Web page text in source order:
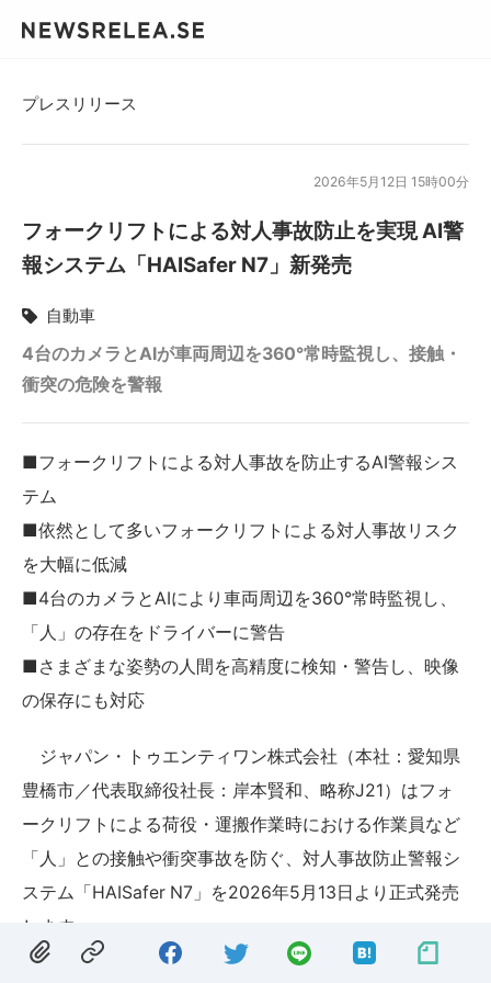
プレスリリース
2026年5月12日 15時00分
フォークリフトによる対人事故防止を実現 AI警
報システム「HAISafer N7」新発売
自動車
4台のカメラとAIが車両周辺を360°常時監視し、接触・
衝突の危険を警報
■フォークリフトによる対人事故を防止するAI警報シス
テム
■依然として多いフォークリフトによる対人事故リスク
を大幅に低減
■4台のカメラとAIにより車両周辺を360°常時監視し、
「人」の存在をドライバーに警告
■さまざまな姿勢の人間を高精度に検知・警告し、映像
の保存にも対応
ジャパン・トゥエンティワン株式会社（本社：愛知県
豊橋市／代表取締役社長：岸本賢和、略称J21）はフォ
ークリフトによる荷役・運搬作業時における作業員など
「人」との接触や衝突事故を防ぐ、対人事故防止警報シ
ステム「HAISafer N7」を2026年5月13日より正式発売
します